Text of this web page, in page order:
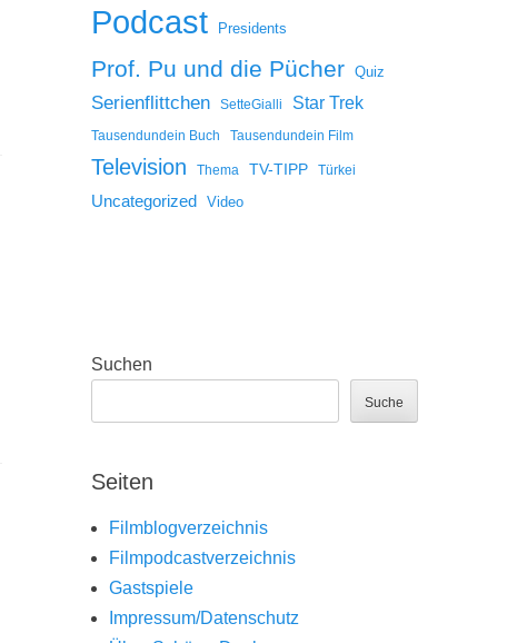
Podcast Presidents
Prof. Pu und die Pücher Quiz
Serienflittchen SetteGialli Star Trek
Tausendundein Buch Tausendundein Film
Television Thema TV-TIPP Türkei
Uncategorized Video
Suchen
Suche
Seiten
Filmblogverzeichnis
Filmpodcastverzeichnis
Gastspiele
Impressum/Datenschutz